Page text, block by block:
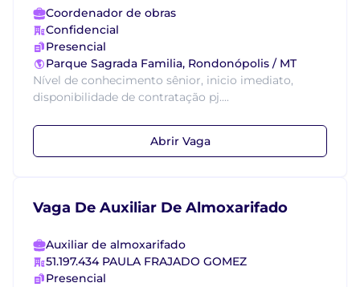
Coordenador de obras
Confidencial
Presencial
Parque Sagrada Familia, Rondonópolis / MT
Nível de conhecimento sênior, inicio imediato,
disponibilidade de contratação pj....
Abrir Vaga
Vaga De Auxiliar De Almoxarifado
Auxiliar de almoxarifado
51.197.434 PAULA FRAJADO GOMEZ
Presencial